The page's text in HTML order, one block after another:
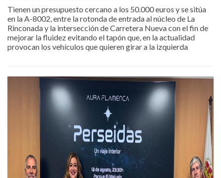
Tienen un presupuesto cercano a los 50.000 euros y se sitúa
en la A-8002, entre la rotonda de entrada al núcleo de La
Rinconada y la intersección de Carretera Nueva con el fin de
mejorar la fluidez evitando el tapón que, en la actualidad
provocan los vehículos que quieren girar a la izquierda